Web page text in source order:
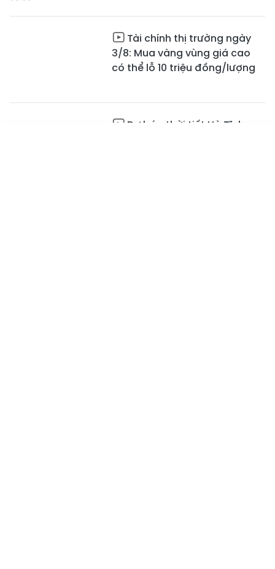
Tài chính thị trường ngày
3/8: Mua vàng vùng giá cao
có thể lỗ 10 triệu đồng/lượng
Dự báo thời tiết Hà Tĩnh